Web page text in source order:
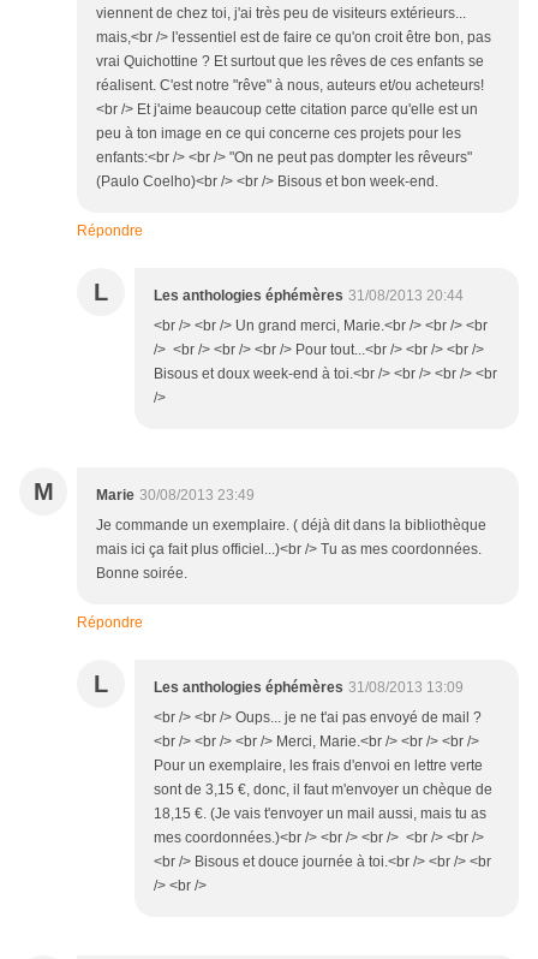
viennent de chez toi, j'ai très peu de visiteurs extérieurs...
mais,<br /> l'essentiel est de faire ce qu'on croit être bon, pas
vrai Quichottine ? Et surtout que les rêves de ces enfants se
réalisent. C'est notre "rêve" à nous, auteurs et/ou acheteurs!
<br /> Et j'aime beaucoup cette citation parce qu'elle est un
peu à ton image en ce qui concerne ces projets pour les
enfants:<br /> <br /> "On ne peut pas dompter les rêveurs"
(Paulo Coelho)<br /> <br /> Bisous et bon week-end.
Répondre
L Les anthologies éphémères 31/08/2013 20:44
<br /> <br /> Un grand merci, Marie.<br /> <br /> <br
/> <br /> <br /> <br /> Pour tout...<br /> <br /> <br />
Bisous et doux week-end à toi.<br /> <br /> <br /> <br
/>
M Marie 30/08/2013 23:49
Je commande un exemplaire. ( déjà dit dans la bibliothèque
mais ici ça fait plus officiel...)<br /> Tu as mes coordonnées.
Bonne soirée.
Répondre
L Les anthologies éphémères 31/08/2013 13:09
<br /> <br /> Oups... je ne t'ai pas envoyé de mail ?
<br /> <br /> <br /> Merci, Marie.<br /> <br /> <br />
Pour un exemplaire, les frais d'envoi en lettre verte
sont de 3,15 €, donc, il faut m'envoyer un chèque de
18,15 €. (Je vais t'envoyer un mail aussi, mais tu as
mes coordonnées.)<br /> <br /> <br /> <br /> <br />
<br /> Bisous et douce journée à toi.<br /> <br /> <br
/> <br />